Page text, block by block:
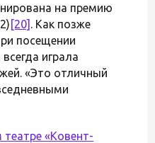
на премию
[20] . Как позже
посещении
играла
«Это отличный
«Ковент-